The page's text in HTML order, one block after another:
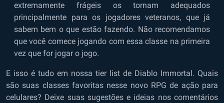
extremamente frágeis os tornam adequados
principalmente para os jogadores veteranos, que já
sabem bem o que estão fazendo. Não recomendamos
que você comece jogando com essa classe na primeira
vez que for jogar o jogo.
E isso é tudo em nossa tier list de Diablo Immortal. Quais
são suas classes favoritas nesse novo RPG de ação para
celulares? Deixe suas sugestões e ideias nos comentários